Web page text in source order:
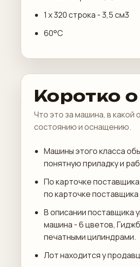
1 х 320 строка - 3,5 см3
60°С
Коротко
Что это за машина, в
состоянию и оснащению.
Машины этого класса
понятную приладку и
По карточке
по карточке
В описании поставщика
машина - 6 цветов,
печатными цилиндрами.
Лот находится у